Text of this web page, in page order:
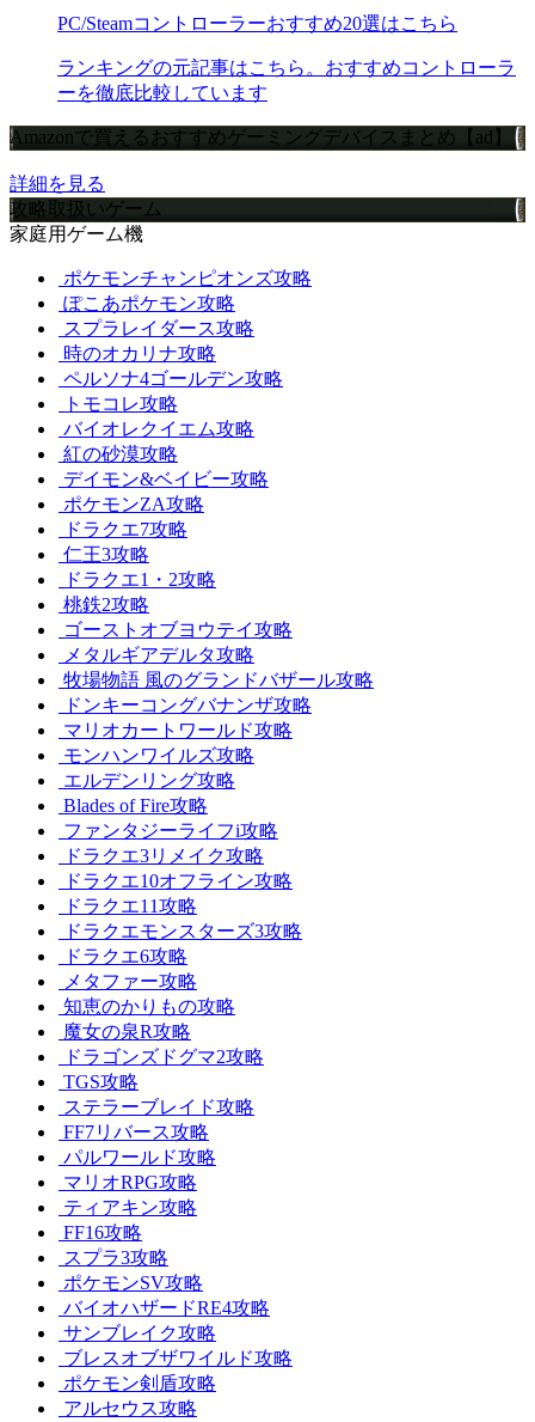
PC/Steamコントローラーおすすめ20選はこちら
ランキングの元記事はこちら。おすすめコントローラ
ーを徹底比較しています
Amazonで買えるおすすめゲーミングデバイスまとめ【ad】
詳細を見る
攻略取扱いゲーム
家庭用ゲーム機
ポケモンチャンピオンズ攻略
ぽこあポケモン攻略
スプラレイダース攻略
時のオカリナ攻略
ペルソナ4ゴールデン攻略
トモコレ攻略
バイオレクイエム攻略
紅の砂漠攻略
デイモン&ベイビー攻略
ポケモンZA攻略
ドラクエ7攻略
仁王3攻略
ドラクエ1・2攻略
桃鉄2攻略
ゴーストオブヨウテイ攻略
メタルギアデルタ攻略
牧場物語 風のグランドバザール攻略
ドンキーコングバナンザ攻略
マリオカートワールド攻略
モンハンワイルズ攻略
エルデンリング攻略
Blades of Fire攻略
ファンタジーライフi攻略
ドラクエ3リメイク攻略
ドラクエ10オフライン攻略
ドラクエ11攻略
ドラクエモンスターズ3攻略
ドラクエ6攻略
メタファー攻略
知恵のかりもの攻略
魔女の泉R攻略
ドラゴンズドグマ2攻略
TGS攻略
ステラーブレイド攻略
FF7リバース攻略
パルワールド攻略
マリオRPG攻略
ティアキン攻略
FF16攻略
スプラ3攻略
ポケモンSV攻略
バイオハザードRE4攻略
サンブレイク攻略
ブレスオブザワイルド攻略
ポケモン剣盾攻略
アルセウス攻略